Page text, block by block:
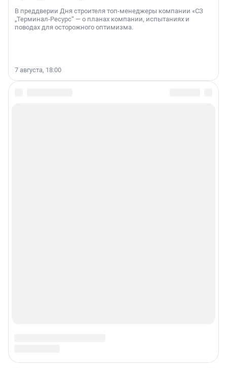
В преддверии Дня строителя топ-менеджеры компании «СЗ
„Терминал-Ресурс“ — о планах компании, испытаниях и
поводах для осторожного оптимизма.
7 августа, 18:00